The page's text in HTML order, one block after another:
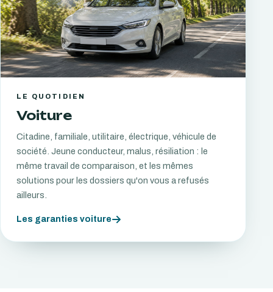
LE QUOTIDIEN
Voiture
Citadine, familiale, utilitaire, électrique, véhicule de
société. Jeune conducteur, malus, résiliation : le
même travail de comparaison, et les mêmes
solutions pour les dossiers qu'on vous a refusés
ailleurs.
Les garanties voiture